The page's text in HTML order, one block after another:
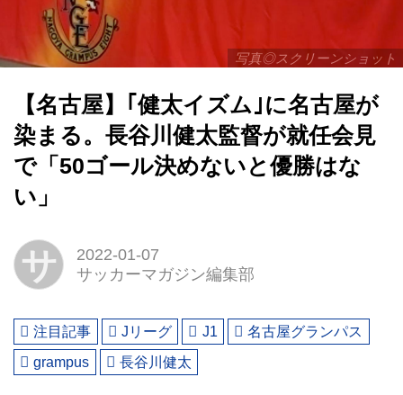
写真◎スクリーンショット
【名古屋】｢健太イズム｣に名古屋が
染まる。長谷川健太監督が就任会見
で「50ゴール決めないと優勝はな
い」
サ
2022-01-07
サッカーマガジン編集部
注目記事 Jリーグ J1
名古屋グランパス
grampus
長谷川健太